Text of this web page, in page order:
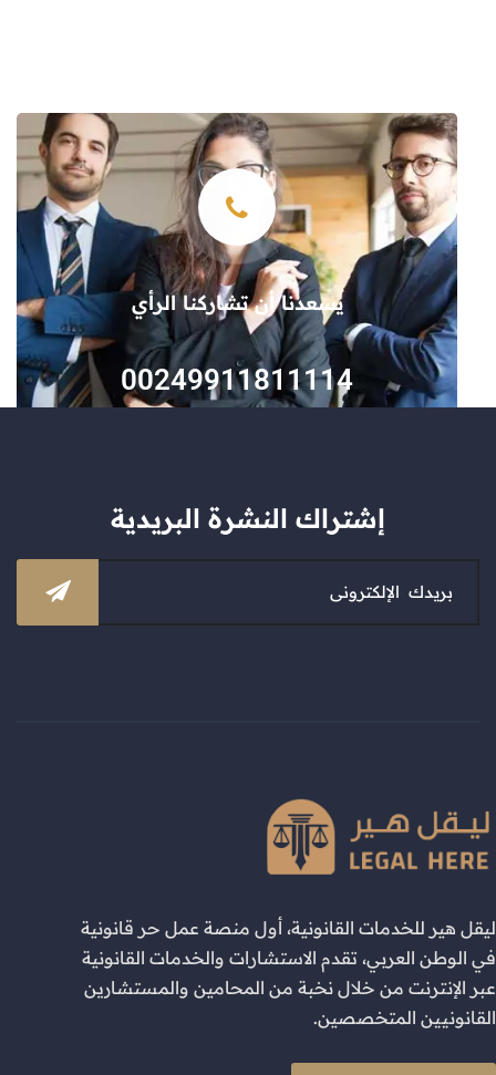
يسعدنا أن تشاركنا الرأي
00249911811114
إشتراك النشرة البريدية
ليقل هير للخدمات القانونية، أول منصة عمل حر قانونية
في الوطن العربي، تقدم الاستشارات والخدمات القانونية
عبر الإنترنت من خلال نخبة من المحامين والمستشارين
القانونيين المتخصصين.